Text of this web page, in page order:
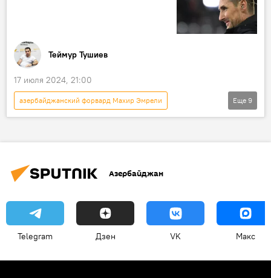
Теймур Тушиев
17 июля 2024, 21:00
азербайджанский форвард Махир Эмрели
Новости
Азербайджан
клуб второй немецкой Бундеслиги "Нюрнберг"
Отказ
Еще 9
Азербайджан
Telegram Дзен VK Макс